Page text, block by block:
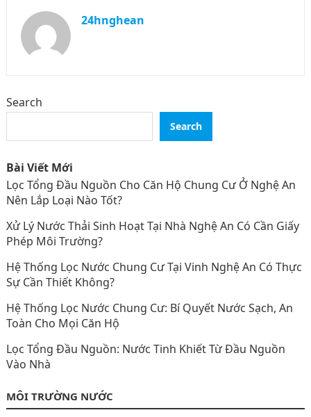
24hnghean
Search
Search
Bài Viết Mới
Lọc Tổng Đầu Nguồn Cho Căn Hộ Chung Cư Ở Nghệ An
Nên Lắp Loại Nào Tốt?
Xử Lý Nước Thải Sinh Hoạt Tại Nhà Nghệ An Có Cần Giấy
Phép Môi Trường?
Hệ Thống Lọc Nước Chung Cư Tại Vinh Nghệ An Có Thực
Sự Cần Thiết Không?
Hệ Thống Lọc Nước Chung Cư: Bí Quyết Nước Sạch, An
Toàn Cho Mọi Căn Hộ
Lọc Tổng Đầu Nguồn: Nước Tinh Khiết Từ Đầu Nguồn
Vào Nhà
MÔI TRƯỜNG NƯỚC